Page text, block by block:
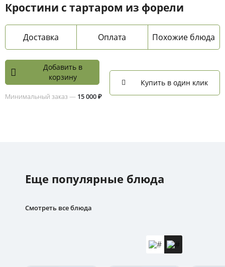
Кростини с тартаром из форели
Доставка Оплата Похожие блюда
Добавить в
корзину
Минимальный заказ — 15 000 ₽
Купить в один клик
Еще популярные блюда
Смотреть все блюда